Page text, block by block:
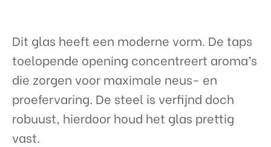
Dit glas heeft een moderne vorm. De taps
toelopende opening concentreert aroma’s
die zorgen voor maximale neus- en
proefervaring. De steel is verfijnd doch
robuust, hierdoor houd het glas prettig
vast.